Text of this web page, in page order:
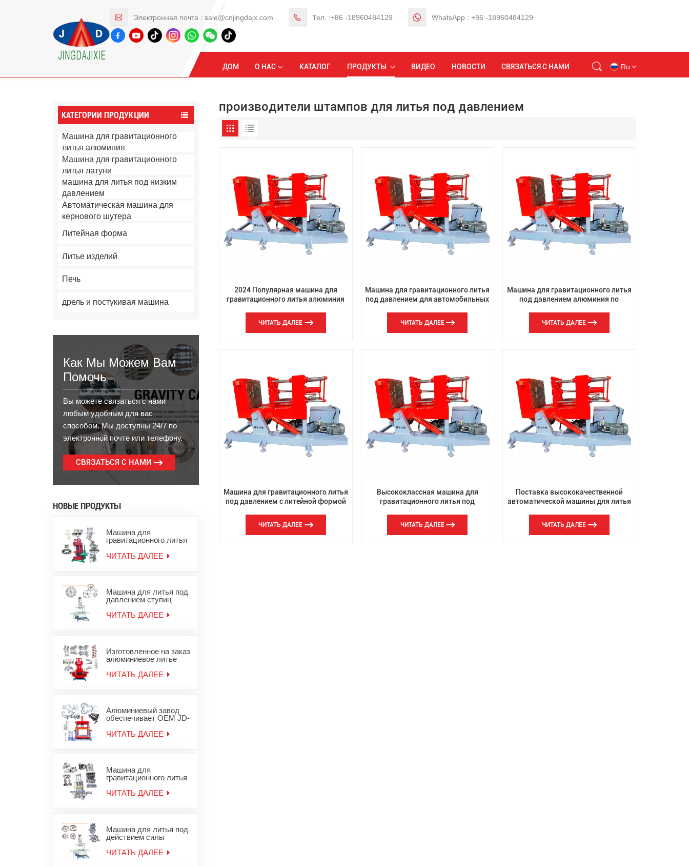
Электронная почта : sale@cnjingdajx.com Тел. :+86 -18960484129 WhatsApp : +86 -18960484129
ДОМ О НАС КАТАЛОГ ПРОДУКТЫ ВИДЕО НОВОСТИ СВЯЗАТЬСЯ С НАМИ Ru
tr
th
Продукты производители штампов для литья под давлением
КАТЕГОРИИ ПРОДУКЦИИ
Машина для гравитационного
литья алюминия
Машина для гравитационного
литья латуни
машина для литья под низким
давлением
Автоматическая машина для
кернового шутера
Литейная форма
Литье изделий
Печь
дрель и постукивая машина
Как Мы Можем Вам
Помочь
Вы можете связаться с нами
любым удобным для вас
способом. Мы доступны 24/7 по
электронной почте или телефону.
СВЯЗАТЬСЯ С НАМИ
НОВЫЕ ПРОДУКТЫ
Машина для
гравитационного литья
алюминиевых слитков
для цинковых
ЧИТАТЬ ДАЛЕЕ
Машина для литья под
давлением ступиц
сплава
ЧИТАТЬ ДАЛЕЕ
Изготовленное на заказ
алюминиевое литье
оборудование для
ЧИТАТЬ ДАЛЕЕ
Алюминиевый завод
обеспечивает OEM JD-
гравитационного литья
деталей для литья под
ЧИТАТЬ ДАЛЕЕ
Машина для
гравитационного литья
алюминиевой головки
ЧИТАТЬ ДАЛЕЕ
Машина для литья под
действием силы
колесных дисков
ЧИТАТЬ ДАЛЕЕ
производители штампов для литья под давлением
2024 Популярная машина для
гравитационного литья алюминия
ЧИТАТЬ ДАЛЕЕ
Машина для гравитационного литья
под давлением для автомобильных
ЧИТАТЬ ДАЛЕЕ
Машина для гравитационного литья
под давлением алюминия по
ЧИТАТЬ ДАЛЕЕ
Машина для гравитационного литья
под давлением с литейной формой
ЧИТАТЬ ДАЛЕЕ
Высококлассная машина для
гравитационного литья под
ЧИТАТЬ ДАЛЕЕ
Поставка высококачественной
автоматической машины для литья
силы тяжести
ЧИТАТЬ ДАЛЕЕ